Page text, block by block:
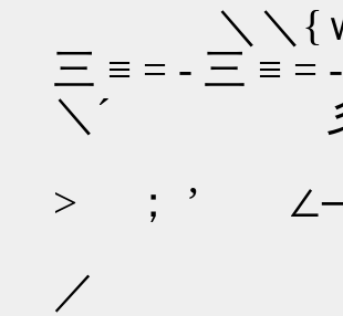
＼＼{ｗ└
三 ≡ = - 三 ≡ =
＼´ 彡x≡ =
> ； ’
／